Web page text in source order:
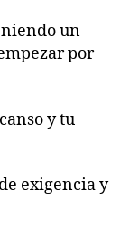
un
por
y tu
exigencia y